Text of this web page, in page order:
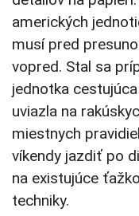
amerických
musí pred
vopred. Stal sa
jednotka
uviazla na
miestnych
víkendy jazdiť po
na existujúce
techniky.